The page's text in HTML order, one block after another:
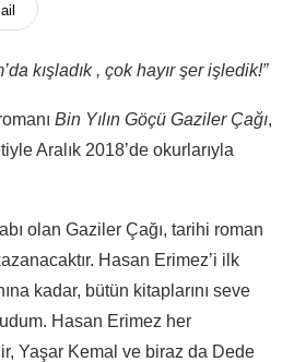
kışladık , çok hayır şer işledik!”
Bin Yılın Göçü Gaziler Çağı,
Aralık 2018’de okurlarıyla
olan Gaziler Çağı, tarihi roman
Hasan Erimez’i ilk
kadar, bütün kitaplarını seve
Hasan Erimez her
Yaşar Kemal ve biraz da Dede